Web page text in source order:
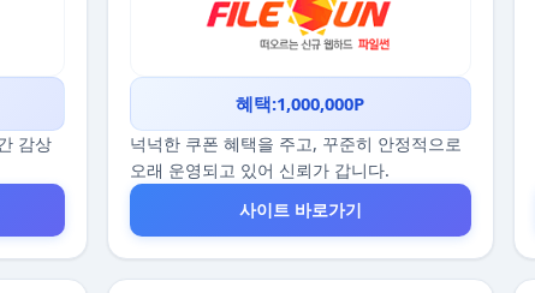
감상
혜택:1,000,000P
넉넉한 쿠폰 혜택을 주고, 꾸준히 안정적으로
오래 운영되고 있어 신뢰가 갑니다.
사이트 바로가기